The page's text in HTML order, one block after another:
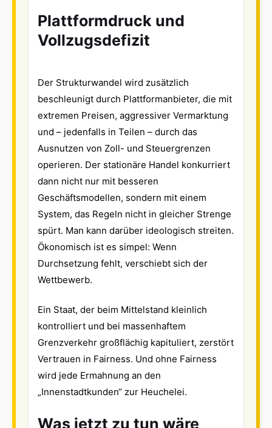
Plattformdruck und
Vollzugsdefizit
Der Strukturwandel wird zusätzlich
beschleunigt durch Plattformanbieter, die mit
extremen Preisen, aggressiver Vermarktung
und – jedenfalls in Teilen – durch das
Ausnutzen von Zoll- und Steuergrenzen
operieren. Der stationäre Handel konkurriert
dann nicht nur mit besseren
Geschäftsmodellen, sondern mit einem
System, das Regeln nicht in gleicher Strenge
spürt. Man kann darüber ideologisch streiten.
Ökonomisch ist es simpel: Wenn
Durchsetzung fehlt, verschiebt sich der
Wettbewerb.
Ein Staat, der beim Mittelstand kleinlich
kontrolliert und bei massenhaftem
Grenzverkehr großflächig kapituliert, zerstört
Vertrauen in Fairness. Und ohne Fairness
wird jede Ermahnung an den
„Innenstadtkunden“ zur Heuchelei.
Was jetzt zu tun wäre